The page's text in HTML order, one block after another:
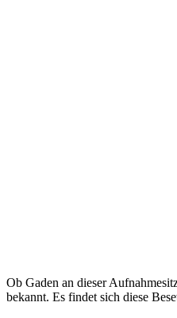
Ob Gaden an dieser
bekannt. Es findet sich diese